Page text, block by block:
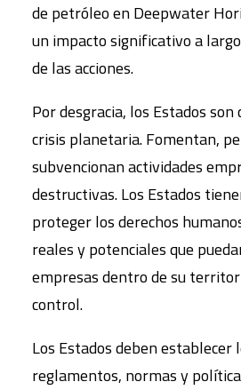
de petróleo en Deepwater
un impacto significativo a
de las acciones.
Por desgracia, los Estados son
crisis planetaria. Fomentan,
subvencionan actividades
destructivas. Los Estados
proteger los derechos
reales y potenciales que
empresas dentro de su
control.
Los Estados deben establecer
reglamentos, normas y